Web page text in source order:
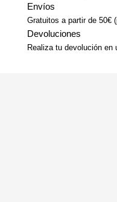
Envíos
Gratuitos a partir de 50€
Devoluciones
Realiza tu devolución en